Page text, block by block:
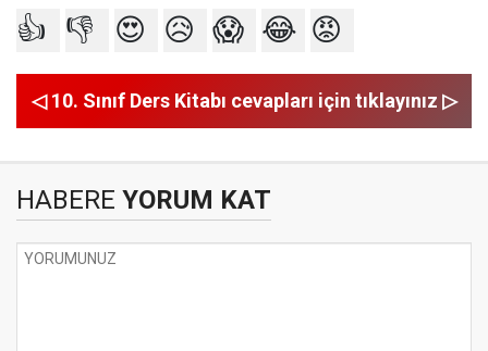
👍 👎 😍 😥 😱 😂 😡
◁ 10. Sınıf Ders Kitabı cevapları için tıklayınız ▷
HABERE YORUM KAT